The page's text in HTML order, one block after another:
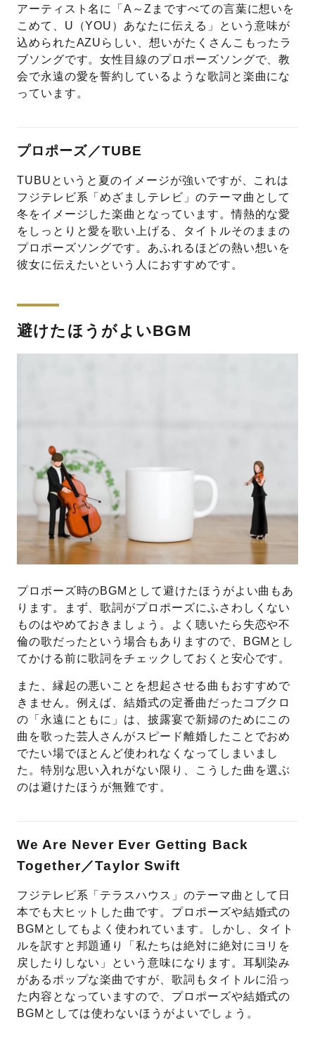
アーティスト名に「A～Zまですべての言葉に想いを
こめて、U（YOU）あなたに伝える」という意味が
込められたAZUらしい、想いがたくさんこもったラ
ブソングです。女性目線のプロポーズソングで、教
会で永遠の愛を誓約しているような歌詞と楽曲にな
っています。
プロポーズ／TUBE
TUBUというと夏のイメージが強いですが、これは
フジテレビ系「めざましテレビ」のテーマ曲として
冬をイメージした楽曲となっています。情熱的な愛
をしっとりと愛を歌い上げる、タイトルそのままの
プロポーズソングです。あふれるほどの熱い想いを
彼女に伝えたいという人におすすめです。
避けたほうがよいBGM
プロポーズ時のBGMとして避けたほうがよい曲もあ
ります。まず、歌詞がプロポーズにふさわしくない
ものはやめておきましょう。よく聴いたら失恋や不
倫の歌だったという場合もありますので、BGMとし
てかける前に歌詞をチェックしておくと安心です。
また、縁起の悪いことを想起させる曲もおすすめで
きません。例えば、結婚式の定番曲だったコブクロ
の「永遠にともに」は、披露宴で新婦のためにこの
曲を歌った芸人さんがスピード離婚したことでおめ
でたい場でほとんど使われなくなってしまいまし
た。特別な思い入れがない限り、こうした曲を選ぶ
のは避けたほうが無難です。
We Are Never Ever Getting Back
Together／Taylor Swift
フジテレビ系「テラスハウス」のテーマ曲として日
本でも大ヒットした曲です。プロポーズや結婚式の
BGMとしてもよく使われています。しかし、タイト
ルを訳すと邦題通り「私たちは絶対に絶対にヨリを
戻したりしない」という意味になります。耳馴染み
があるポップな楽曲ですが、歌詞もタイトルに沿っ
た内容となっていますので、プロポーズや結婚式の
BGMとしては使わないほうがよいでしょう。